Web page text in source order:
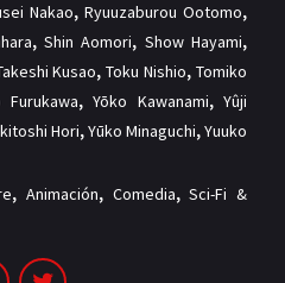
Nakao, Ryuuzaburou Ootomo,
,Shin Aomori, Show Hayami,
Kusao,Toku Nishio, Tomiko
Furukawa,Yōko Kawanami,Yûji
Hori,Yūko Minaguchi,Yuuko
, Animación, Comedia,Sci-Fi &